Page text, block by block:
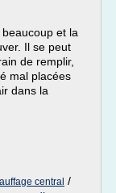
et la
Il se peut
de remplir,
mal placées
dans la
central /